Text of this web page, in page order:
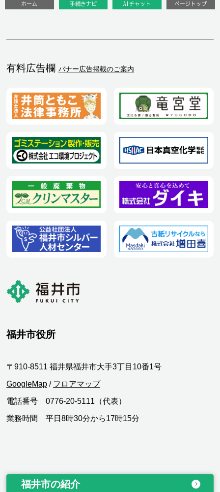
有料広告欄 バナー広告掲載のご案内
ホーム 手続きナビ AIチャット ページトップ
福井市役所
〒910-8511 福井県福井市大手3丁目10番1号
GoogleMap / フロアマップ
電話番号 0776-20-5111（代表）
業務時間 平日8時30分から17時15分
福井市の紹介